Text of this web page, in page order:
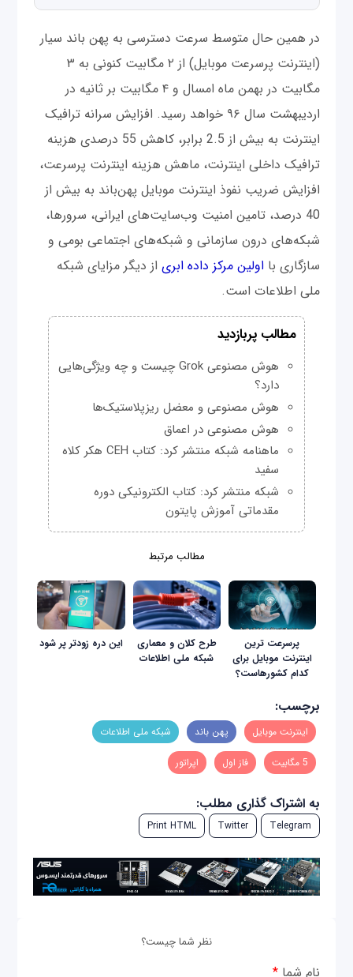
در همین حال متوسط سرعت دسترسی به پهن باند سیار
(اینترنت پرسرعت موبایل) از ۲ مگابیت کنونی به ۳
مگابیت در بهمن ماه امسال و ۴ مگابیت بر ثانیه در
اردیبهشت سال ۹۶ خواهد رسید. افزایش سرانه ترافیک
اینترنت به بیش از 2.5 برابر، کاهش 55 درصدی هزینه
ترافیک داخلی اینترنت، ماهش هزینه اینترنت پرسرعت،
افزایش ضریب نفوذ اینترنت موبایل پهن‌باند به بیش از
40 درصد، تامین امنیت وب‌سایت‌های ایرانی، سرورها،
شبکه‌های درون سازمانی و شبکه‌های اجتماعی بومی و
سازگاری بااولین مرکز داده ابری از دیگر مزایای شبکه
ملی اطلاعات است.
مطالب پربازدید
هوش مصنوعی Grok چیست و چه ویژگی‌هایی
دارد؟
هوش مصنوعی و معضل ریزپلاستیک‌ها
هوش مصنوعی در اعماق
ماهنامه شبکه منتشر کرد: کتاب CEH هکر کلاه
سفید
شبکه منتشر کرد: کتاب الکترونیکی دوره
مقدماتی آموزش پایتون
مطالب مرتبط
پرسرعت ترین
اینترنت موبایل برای
کدام کشورهاست؟
طرح کلان و معماری
شبکه ملی اطلاعات
این دره زودتر پر شود
برچسب:
اینترنت موبایل پهن باند شبکه ملی اطلاعات
5 مگابیت فاز اول اپراتور
به اشتراک گذاری مطلب:
Telegram
Twitter
Print HTML
نظر شما چیست؟
نام شما*